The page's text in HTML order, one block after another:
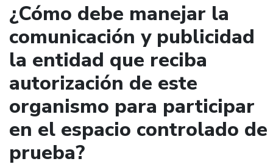
¿Cómo debe manejar la
comunicación y publicidad
la entidad que reciba
autorización de este
organismo para participar
en el espacio controlado de
prueba?